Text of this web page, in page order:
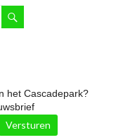
het Cascadepark?